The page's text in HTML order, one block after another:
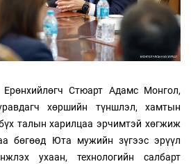
Стюарт Адамс Монгол,
хөршийн түншлэл, хамтын
талын харилцаа эрчимтэй хөгжиж
бөгөөд Юта мужийн зүгээс эрүүл
ухаан, технологийн салбарт